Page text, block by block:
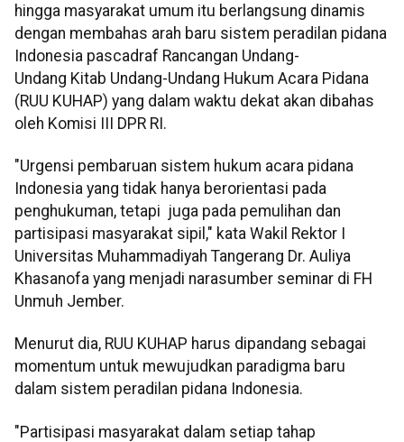
hingga masyarakat umum itu berlangsung dinamis
dengan membahas arah baru sistem peradilan pidana
Indonesia pascadraf Rancangan Undang-
Undang Kitab Undang-Undang Hukum Acara Pidana
(RUU KUHAP) yang dalam waktu dekat akan dibahas
oleh Komisi III DPR RI.
"Urgensi pembaruan sistem hukum acara pidana
Indonesia yang tidak hanya berorientasi pada
penghukuman, tetapi juga pada pemulihan dan
partisipasi masyarakat sipil," kata Wakil Rektor I
Universitas Muhammadiyah Tangerang Dr. Auliya
Khasanofa yang menjadi narasumber seminar di FH
Unmuh Jember.
Menurut dia, RUU KUHAP harus dipandang sebagai
momentum untuk mewujudkan paradigma baru
dalam sistem peradilan pidana Indonesia.
"Partisipasi masyarakat dalam setiap tahap